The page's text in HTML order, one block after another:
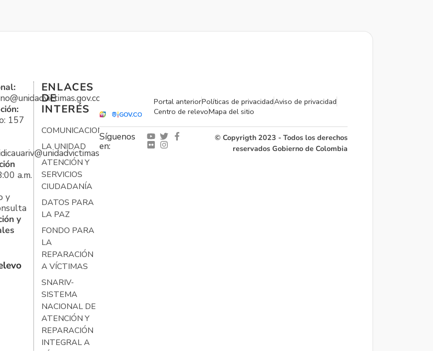
157
a.m.
y
y
ENLACES
DE
INTERÉS
COMUNICACIONES
LA UNIDAD
ATENCIÓN Y
SERVICIOS
CIUDADANÍA
DATOS PARA
LA PAZ
FONDO PARA
LA
REPARACIÓN
A VÍCTIMAS
SNARIV-
SISTEMA
NACIONAL DE
ATENCIÓN Y
REPARACIÓN
INTEGRAL A
Portal anteriorPolíticas de privacidadAviso de privacidad
Centro de relevoMapa del sitio
Síguenos
en:
© Copyrigth 2023 - Todos los derechos
reservados Gobierno de Colombia